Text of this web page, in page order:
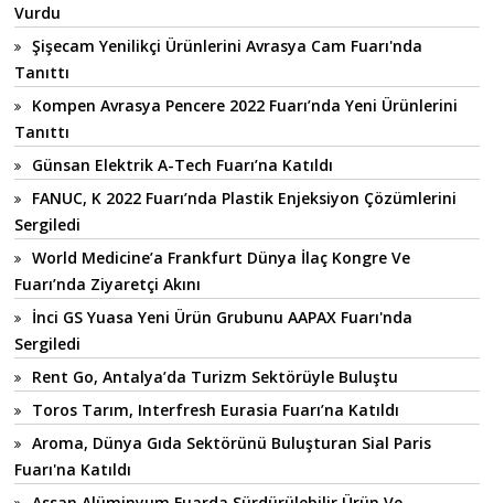
Vurdu
Şişecam Yenilikçi Ürünlerini Avrasya Cam Fuarı'nda
Tanıttı
Kompen Avrasya Pencere 2022 Fuarı’nda Yeni Ürünlerini
Tanıttı
Günsan Elektrik A-Tech Fuarı’na Katıldı
FANUC, K 2022 Fuarı’nda Plastik Enjeksiyon Çözümlerini
Sergiledi
World Medicine’a Frankfurt Dünya İlaç Kongre Ve
Fuarı’nda Ziyaretçi Akını
İnci GS Yuasa Yeni Ürün Grubunu AAPAX Fuarı'nda
Sergiledi
Rent Go, Antalya’da Turizm Sektörüyle Buluştu
Toros Tarım, Interfresh Eurasia Fuarı’na Katıldı
Aroma, Dünya Gıda Sektörünü Buluşturan Sial Paris
Fuarı'na Katıldı